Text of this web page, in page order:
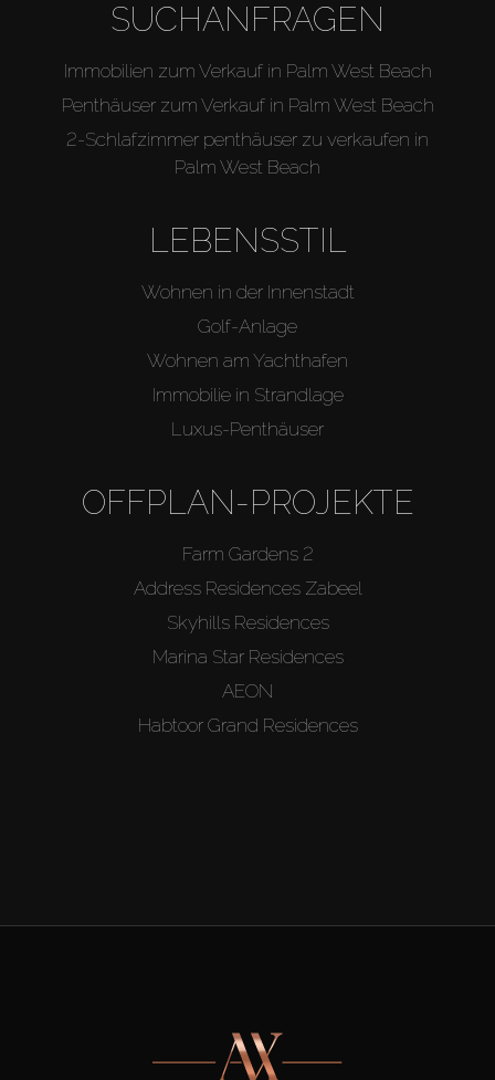
SUCHANFRAGEN
Immobilien zum Verkauf in Palm West Beach
Penthäuser zum Verkauf in Palm West Beach
2-Schlafzimmer penthäuser zu verkaufen in
Palm West Beach
LEBENSSTIL
Wohnen in der Innenstadt
Golf-Anlage
Wohnen am Yachthafen
Immobilie in Strandlage
Luxus-Penthäuser
OFFPLAN-PROJEKTE
Farm Gardens 2
Address Residences Zabeel
Skyhills Residences
Marina Star Residences
AEON
Habtoor Grand Residences